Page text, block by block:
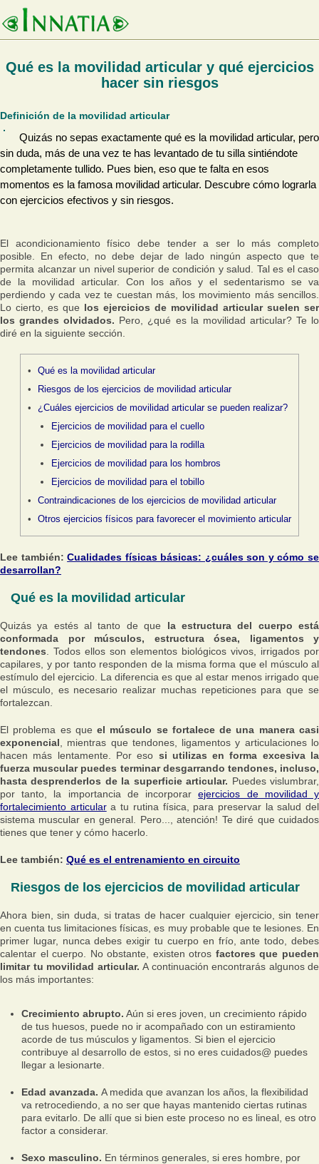
Qué es la movilidad articular y qué ejercicios
hacer sin riesgos
Definición de la movilidad articular
Quizás no sepas exactamente qué es la movilidad articular, pero
sin duda, más de una vez te has levantado de tu silla sintiéndote
completamente tullido. Pues bien, eso que te falta en esos
momentos es la famosa movilidad articular. Descubre cómo lograrla
con ejercicios efectivos y sin riesgos.
El acondicionamiento físico debe tender a ser lo más completo
posible. En efecto, no debe dejar de lado ningún aspecto que te
permita alcanzar un nivel superior de condición y salud. Tal es el caso
de la movilidad articular. Con los años y el sedentarismo se va
perdiendo y cada vez te cuestan más, los movimiento más sencillos.
Lo cierto, es que los ejercicios de movilidad articular suelen ser
los grandes olvidados. Pero, ¿qué es la movilidad articular? Te lo
diré en la siguiente sección.
Qué es la movilidad articular
Riesgos de los ejercicios de movilidad articular
¿Cuáles ejercicios de movilidad articular se pueden realizar?
Ejercicios de movilidad para el cuello
Ejercicios de movilidad para la rodilla
Ejercicios de movilidad para los hombros
Ejercicios de movilidad para el tobillo
Contraindicaciones de los ejercicios de movilidad articular
Otros ejercicios físicos para favorecer el movimiento articular
Lee también:Cualidades físicas básicas: ¿cuáles son y cómo se
desarrollan?
Qué es la movilidad articular
Quizás ya estés al tanto de que la estructura del cuerpo está
conformada por músculos, estructura ósea, ligamentos y
tendones . Todos ellos son elementos biológicos vivos, irrigados por
capilares, y por tanto responden de la misma forma que el músculo al
estímulo del ejercicio. La diferencia es que al estar menos irrigado que
el músculo, es necesario realizar muchas repeticiones para que se
fortalezcan.
El problema es queel músculo se fortalece de una manera casi
exponencial , mientras que tendones, ligamentos y articulaciones lo
hacen más lentamente. Por eso si utilizas en forma excesiva la
fuerza muscular puedes terminar desgarrando tendones, incluso,
hasta desprenderlos de la superficie articular. Puedes vislumbrar,
por tanto, la importancia de incorporarejercicios de movilidad y
fortalecimiento articulara tu rutina física, para preservar la salud del
sistema muscular en general. Pero..., atención! Te diré que cuidados
tienes que tener y cómo hacerlo.
Lee también: Qué es el entrenamiento en circuito
Riesgos de los ejercicios de movilidad articular
Ahora bien, sin duda, si tratas de hacer cualquier ejercicio, sin tener
en cuenta tus limitaciones físicas, es muy probable que te lesiones. En
primer lugar, nunca debes exigir tu cuerpo en frío, ante todo, debes
calentar el cuerpo. No obstante, existen otros factores que pueden
limitar tu movilidad articular. A continuación encontrarás algunos de
los más importantes:
Crecimiento abrupto. Aún si eres joven, un crecimiento rápido
de tus huesos, puede no ir acompañado con un estiramiento
acorde de tus músculos y ligamentos. Si bien el ejercicio
contribuye al desarrollo de estos, si no eres cuidados@ puedes
llegar a lesionarte.
Edad avanzada. A medida que avanzan los años, la flexibilidad
va retrocediendo, a no ser que hayas mantenido ciertas rutinas
para evitarlo. De allí que si bien este proceso no es lineal, es otro
factor a considerar.
Sexo masculino. En términos generales, si eres hombre, por